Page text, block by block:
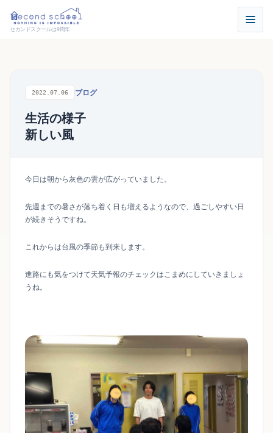
セカンドスクールは9周年
2022.07.06 ブログ
生活の様子
新しい風
今日は朝から灰色の雲が広がっていました。
先週までの暑さが落ち着く日も増えるようなので、過ごしやすい日
が続きそうですね。
これからは台風の季節も到来します。
進路にも気をつけて天気予報のチェックはこまめにしていきましょ
うね。